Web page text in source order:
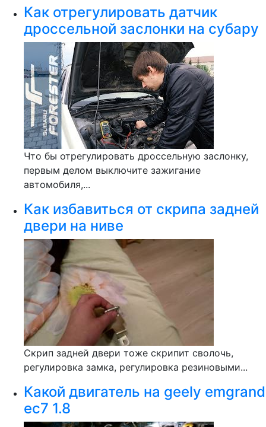
Как отрегулировать датчик
дроссельной заслонки на субару
Что бы отрегулировать дроссельную заслонку,
первым делом выключите зажигание
автомобиля,...
Как избавиться от скрипа задней
двери на ниве
Скрип задней двери тоже скрипит сволочь,
регулировка замка, регулировка резиновыми...
Какой двигатель на geely emgrand
ec7 1.8